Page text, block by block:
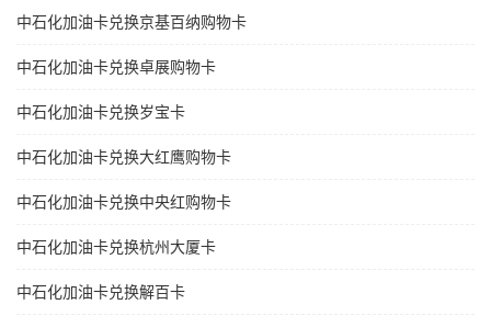
中石化加油卡兑换京基百纳购物卡
中石化加油卡兑换卓展购物卡
中石化加油卡兑换岁宝卡
中石化加油卡兑换大红鹰购物卡
中石化加油卡兑换中央红购物卡
中石化加油卡兑换杭州大厦卡
中石化加油卡兑换解百卡